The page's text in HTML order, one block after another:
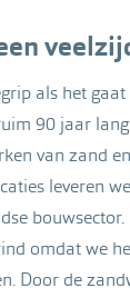
als het
90 jaar
van zand
leveren
omdat we
Door de